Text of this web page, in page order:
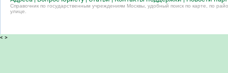
Справочник по государственным учреждениям Москвы, удобный поиск по карте, по
улице.
< >